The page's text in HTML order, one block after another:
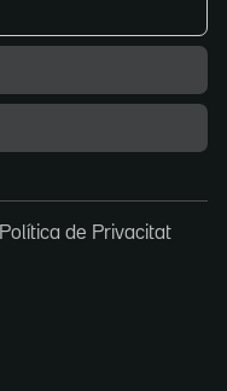
Política de Privacitat